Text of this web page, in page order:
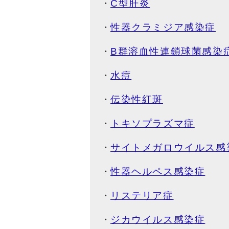
C型肝炎
性器クラミジア感染症
B群溶血性連鎖球菌感染
水痘
伝染性紅斑
トキソプラズマ症
サイトメガロウイルス感
性器ヘルペス感染症
リステリア症
ジカウイルス感染症